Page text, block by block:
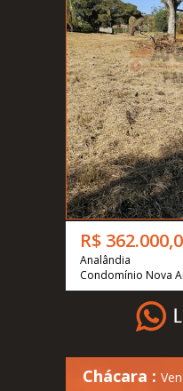
R$
Analândia
Condomínio Nova
Chácara :